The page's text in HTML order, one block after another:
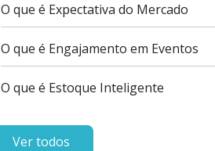
O que é Expectativa do Mercado
O que é Engajamento em Eventos
O que é Estoque Inteligente
Ver todos